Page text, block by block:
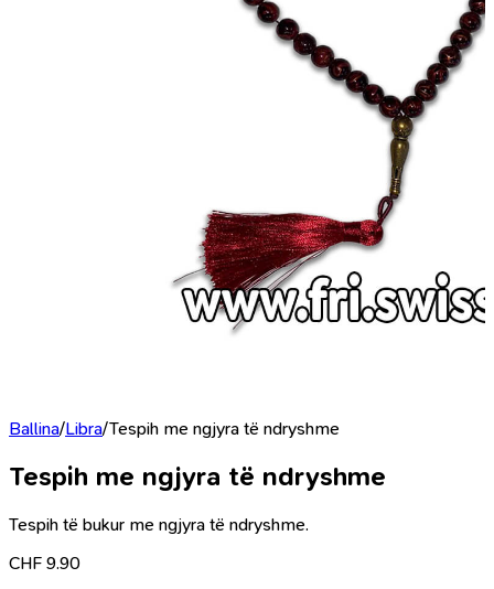
Ballina/Libra/Tespih me ngjyra të ndryshme
Tespih me ngjyra të ndryshme
Tespih të bukur me ngjyra të ndryshme.
CHF 9.90